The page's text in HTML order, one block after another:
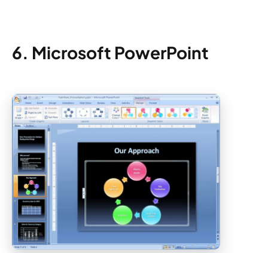
6. Microsoft PowerPoint